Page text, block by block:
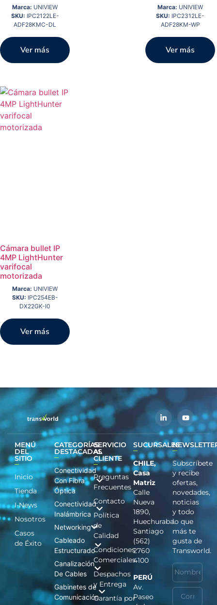
Marca: UNIVIEW
SKU: IPC2122LE-
ADF28KMC-DL
Ver más
Marca: UNIVIEW
SKU: IPC2312LE-
ADF28KM-WP
Ver más
Cámara bullet IP
4MP LightHunter
varifocal
motorizada
Marca: UNIVIEW
SKU: IPC254EB-
DX22GK-I0
Ver más
MENÚ
DEL
SITIO
Inicio
Tienda
I-News
Nosotros
Casos
de Éxito
CATEGORÍAS
DESTACADAS
Conectividad
Con Fibra
Óptica
Conectividad
Inalámbrica
Networking
Cableado
Estructurado
Canalización
De Cables
Gabinetes de
Comunicación
SERVICIO
AL
CLIENTE
Preguntas
Frecuentes
Contacto
Política
de
Calidad
Condiciones
Comerciales
Despachos
y Entrega
Garantía por
SUCURSALES
CHILE,
Casa
Matriz
Calle
Nueva
1890,
Huechuraba.
Santiago
(562)
2760
4100
PERÚ
Av.
Paseo
Subscríbete
y recibe
ofertas,
novedades,
noticias
y todo
lo que
más te
gusta de
Transworld.